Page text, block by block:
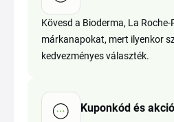
Kövesd a Bioderma, La
márkanapokat, mert ilyenkor
kedvezményes választék.
Kuponkód és